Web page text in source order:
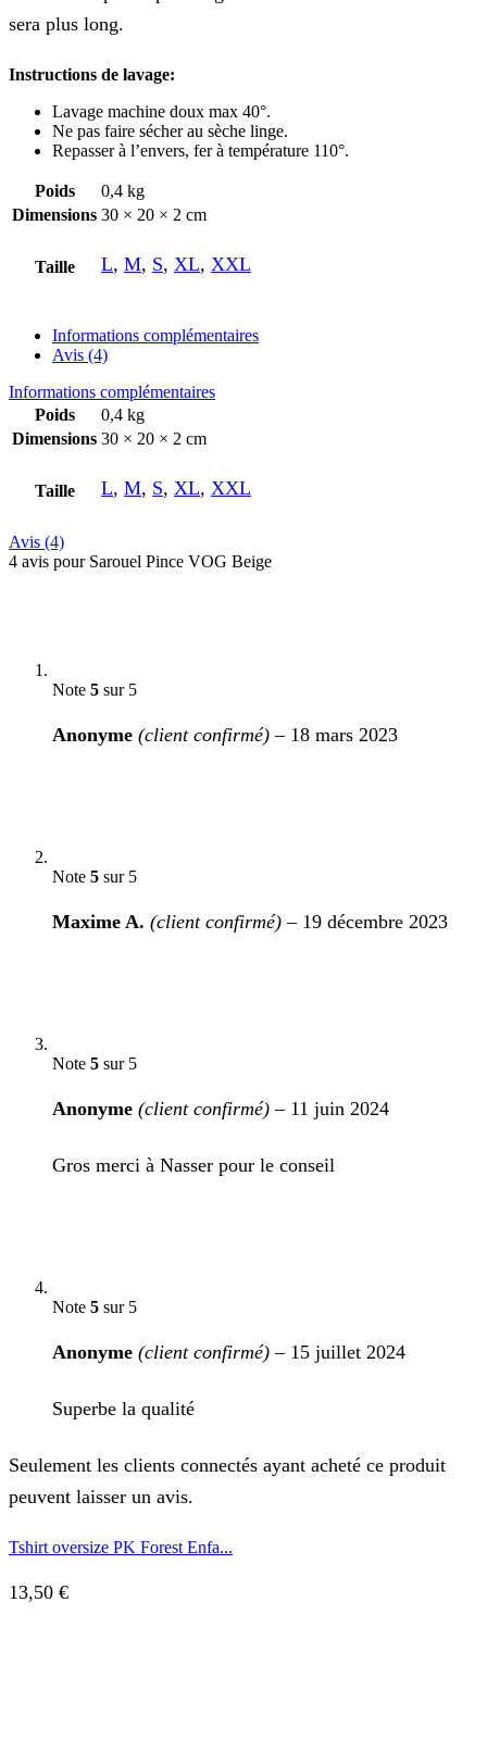
sera plus long.
Instructions de lavage:
Lavage machine doux max 40°.
Ne pas faire sécher au sèche linge.
Repasser à l’envers, fer à température 110°.
Poids
0,4 kg
Dimensions 30 × 20 × 2 cm
Taille L, M, S, XL, XXL
Informations complémentaires
Avis (4)
Informations complémentaires
Poids
0,4 kg
Dimensions 30 × 20 × 2 cm
Taille L, M, S, XL, XXL
Avis (4)
4 avis pour Sarouel Pince VOG Beige
Note 5 sur 5
Anonyme (client confirmé) – 18 mars 2023
Note 5 sur 5
Maxime A. (client confirmé) – 19 décembre 2023
Note 5 sur 5
Anonyme (client confirmé) – 11 juin 2024
Gros merci à Nasser pour le conseil
Note 5 sur 5
Anonyme (client confirmé) – 15 juillet 2024
Superbe la qualité
Seulement les clients connectés ayant acheté ce produit
peuvent laisser un avis.
Tshirt oversize PK Forest Enfa...
13,50 €